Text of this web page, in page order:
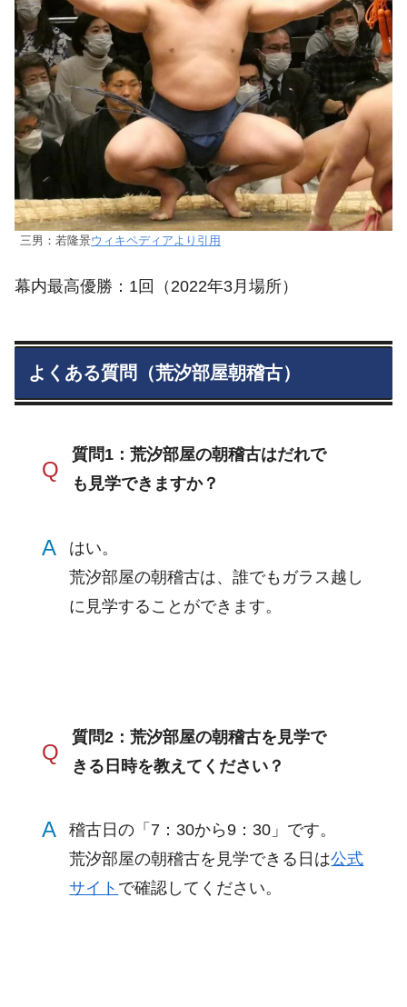
三男：若隆景ウィキペディアより引用
幕内最高優勝：1回（2022年3月場所）
よくある質問（荒汐部屋朝稽古）
Q
質問1：荒汐部屋の朝稽古はだれで
も見学できますか？
A
はい。
荒汐部屋の朝稽古は、誰でもガラス越し
に見学することができます。
Q
質問2：荒汐部屋の朝稽古を見学で
きる日時を教えてください？
A
稽古日の「7：30から9：30」です。
荒汐部屋の朝稽古を見学できる日は公式
サイト で確認してください。